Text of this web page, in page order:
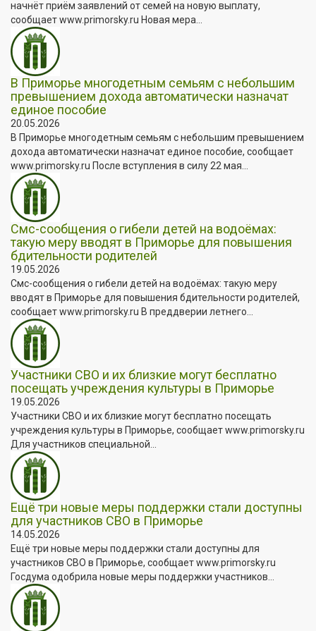
начнёт приём заявлений от семей на новую выплату,
сообщает www.primorsky.ru Новая мера...
В Приморье многодетным семьям с небольшим
превышением дохода автоматически назначат
единое пособие
20.05.2026
В Приморье многодетным семьям с небольшим превышением
дохода автоматически назначат единое пособие, сообщает
www.primorsky.ru После вступления в силу 22 мая...
Смс-сообщения о гибели детей на водоёмах:
такую меру вводят в Приморье для повышения
бдительности родителей
19.05.2026
Смс-сообщения о гибели детей на водоёмах: такую меру
вводят в Приморье для повышения бдительности родителей,
сообщает www.primorsky.ru В преддверии летнего...
Участники СВО и их близкие могут бесплатно
посещать учреждения культуры в Приморье
19.05.2026
Участники СВО и их близкие могут бесплатно посещать
учреждения культуры в Приморье, сообщает www.primorsky.ru
Для участников специальной...
Ещё три новые меры поддержки стали доступны
для участников СВО в Приморье
14.05.2026
Ещё три новые меры поддержки стали доступны для
участников СВО в Приморье, сообщает www.primorsky.ru
Госдума одобрила новые меры поддержки участников...